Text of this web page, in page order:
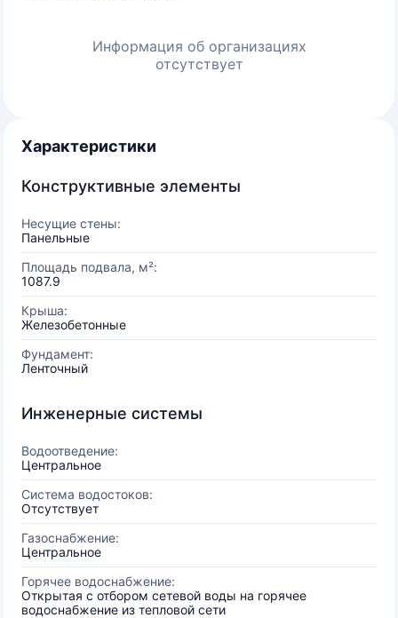
Информация об организациях
отсутствует
Характеристики
Конструктивные элементы
Несущие стены:
Панельные
Площадь подвала, м²:
1087.9
Крыша:
Железобетонные
Фундамент:
Ленточный
Инженерные системы
Водоотведение:
Центральное
Система водостоков:
Отсутствует
Газоснабжение:
Центральное
Горячее водоснабжение:
Открытая с отбором сетевой воды на горячее
водоснабжение из тепловой сети